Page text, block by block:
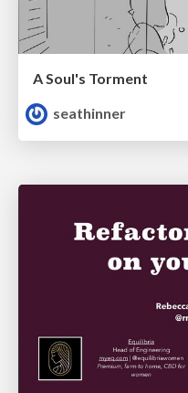
A Soul's Torment
seathinner